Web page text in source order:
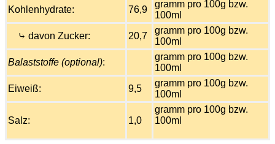
Kohlenhydrate: 76,9
gramm pro 100g bzw.
100ml
⤷ davon Zucker:
20,7
gramm pro 100g bzw.
100ml
Balaststoffe (optional):
gramm pro 100g bzw.
100ml
Eiweiß:
9,5
gramm pro 100g bzw.
100ml
Salz: 1,0
gramm pro 100g bzw.
100ml